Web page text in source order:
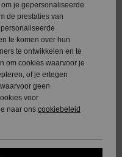
je gepersonaliseerde
de prestaties van
te komen over hun
te ontwikkelen en te
om cookies waarvoor je
of je ertegen
geen
voor
naar ons cookiebeleid